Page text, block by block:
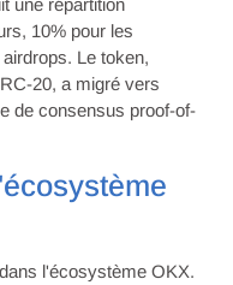
10% pour les
Le token,
20, a migré vers
de consensus proof-of-
l'écosystème OKX.